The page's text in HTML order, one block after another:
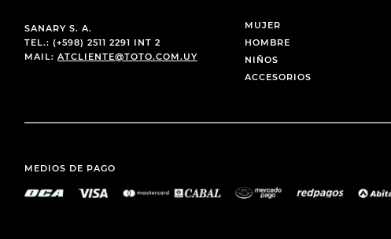
SANARY S. A.
TEL.: (+598) 2511 2291 INT 2
MAIL: ATCLIENTE@TOTO.COM.UY
MUJER
HOMBRE
NIÑOS
ACCESORIOS
MEDIOS DE PAGO